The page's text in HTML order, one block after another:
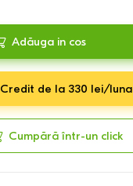
Adăuga in cos
Credit de la 330 lei/luna
Cumpără într-un click